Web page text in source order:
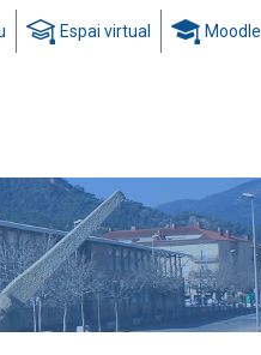
Espai virtual Moodle